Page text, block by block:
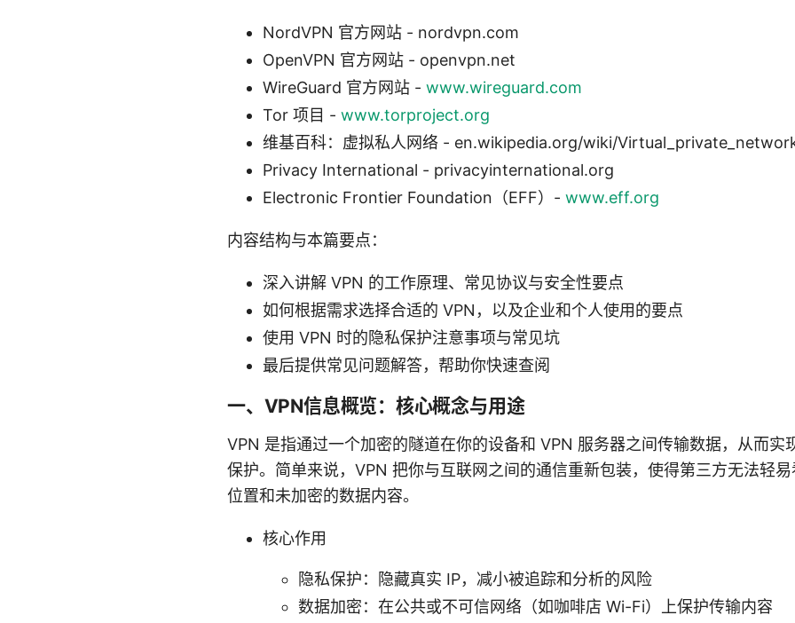
NordVPN 官方网站 - nordvpn.com
OpenVPN 官方网站 - openvpn.net
WireGuard 官方网站 - www.wireguard.com
Tor 项目 - www.torproject.org
维基百科：虚拟私人网络 - en.wikipedia.org/wiki/
Privacy International - privacyinternational.org
Electronic Frontier Foundation（EFF）- www.eff.org
内容结构与本篇要点：
深入讲解 VPN 的工作原理、常见协议与安全性要点
如何根据需求选择合适的 VPN，以及企业和个人使用的要点
使用 VPN 时的隐私保护注意事项与常见坑
最后提供常见问题解答，帮助你快速查阅
一、VPN信息概览：核心概念与用途
VPN 是指通过一个加密的隧道在你的设备和 VPN 服务器之间传输数据，从而实
保护。简单来说，VPN 把你与互联网之间的通信重新包装，使得第三方无法轻
位置和未加密的数据内容。
核心作用
隐私保护：隐藏真实 IP，减小被追踪和分析的风险
数据加密：在公共或不可信网络（如咖啡店 Wi-Fi）上保护传输内容